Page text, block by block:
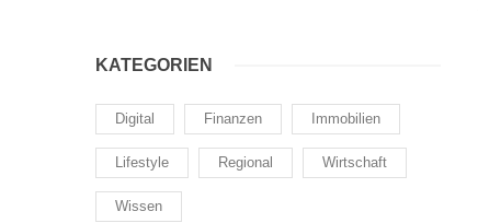
KATEGORIEN
Digital Finanzen Immobilien
Lifestyle Regional Wirtschaft
Wissen